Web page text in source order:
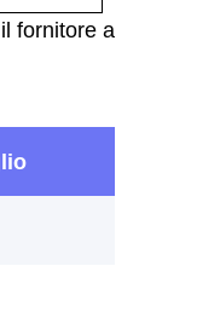
fornitore a